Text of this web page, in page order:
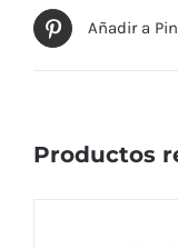
Añadir a
Productos